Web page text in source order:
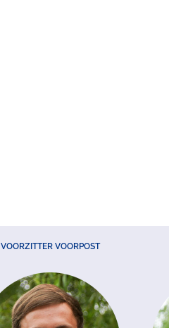
VOORZITTER VOORPOST